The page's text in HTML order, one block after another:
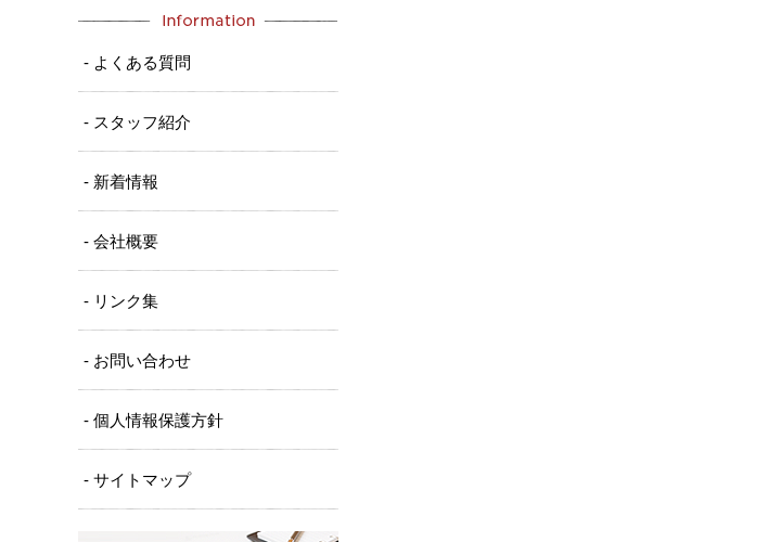
- よくある質問
- スタッフ紹介
- 新着情報
- 会社概要
- リンク集
- お問い合わせ
- 個人情報保護方針
- サイトマップ